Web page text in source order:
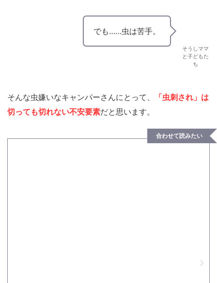
でも……虫は苦手。
そうしママ
と子どもた
ち
そんな虫嫌いなキャンパーさんにとって、
「虫刺され」は
切っても切れない不安要素だと思います。
合わせて読みたい